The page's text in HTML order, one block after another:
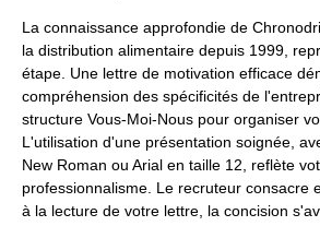
La connaissance approfondie de
la distribution alimentaire depuis 1999,
étape. Une lettre de motivation efficace
compréhension des spécificités de
structure Vous-Moi-Nous pour organiser
L'utilisation d'une présentation soignée,
New Roman ou Arial en taille 12, reflète
professionnalisme. Le recruteur consacre
à la lecture de votre lettre, la concision